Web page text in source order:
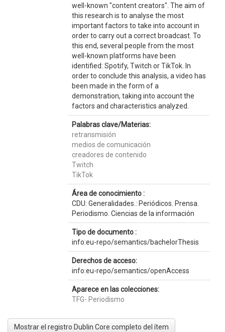
well-known "content creators". The aim of
this research is to analyse the most
important factors to take into account in
order to carry out a correct broadcast. To
this end, several people from the most
well-known platforms have been
identified: Spotify, Twitch or TikTok. In
order to conclude this analysis, a video has
been made in the form of a
demonstration, taking into account the
factors and characteristics analyzed.
Palabras clave/Materias:
retransmisión
medios de comunicación
creadores de contenido
Twitch
TikTok
Área de conocimiento :
CDU: Generalidades.: Periódicos. Prensa.
Periodismo. Ciencias de la información
Tipo de documento :
info:eu-repo/semantics/bachelorThesis
Derechos de acceso:
info:eu-repo/semantics/openAccess
Aparece en las colecciones:
TFG- Periodismo
Mostrar el registro Dublin Core completo del ítem